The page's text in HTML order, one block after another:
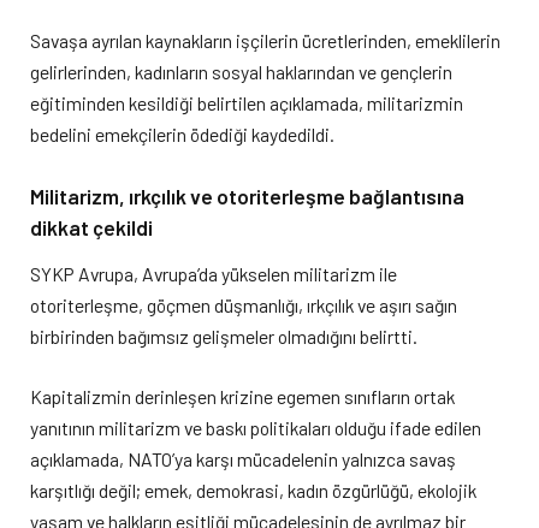
Savaşa ayrılan kaynakların işçilerin ücretlerinden, emeklilerin
gelirlerinden, kadınların sosyal haklarından ve gençlerin
eğitiminden kesildiği belirtilen açıklamada, militarizmin
bedelini emekçilerin ödediği kaydedildi.
Militarizm, ırkçılık ve otoriterleşme bağlantısına
dikkat çekildi
SYKP Avrupa, Avrupa’da yükselen militarizm ile
otoriterleşme, göçmen düşmanlığı, ırkçılık ve aşırı sağın
birbirinden bağımsız gelişmeler olmadığını belirtti.
Kapitalizmin derinleşen krizine egemen sınıfların ortak
yanıtının militarizm ve baskı politikaları olduğu ifade edilen
açıklamada, NATO’ya karşı mücadelenin yalnızca savaş
karşıtlığı değil; emek, demokrasi, kadın özgürlüğü, ekolojik
yaşam ve halkların eşitliği mücadelesinin de ayrılmaz bir